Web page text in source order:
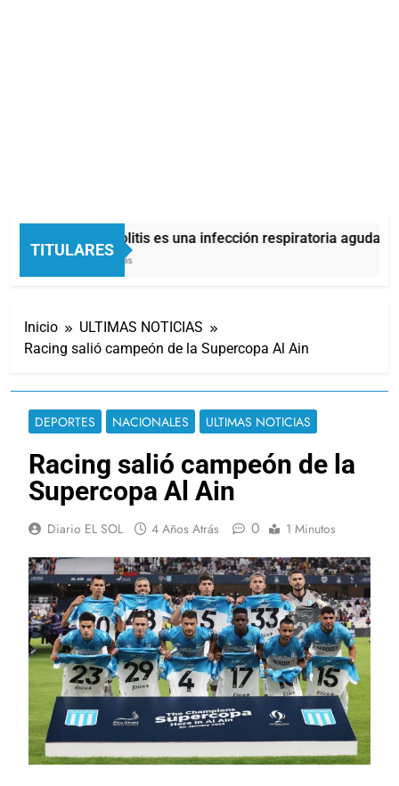
TITULARES
La bronquiolitis es una infección respiratoria aguda en
45 Minutos Atrás
Inicio
ULTIMAS NOTICIAS
Racing salió campeón de la Supercopa Al Ain
DEPORTES NACIONALES ULTIMAS NOTICIAS
Racing salió campeón de la
Supercopa Al Ain
Diario EL SOL 4 Años Atrás 0 1 Minutos